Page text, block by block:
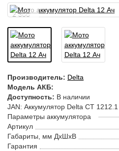
2 300
Производитель: Delta
Модель АКБ:
Доступность: В наличии
JAN: Аккумулятор Delta CT
Параметры аккумулятора
Артикул
Габариты, мм ДхШхВ
Гарантия